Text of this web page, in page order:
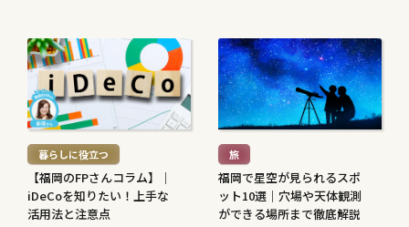
続
き
を
読
む
> 暮らしに役立つ
【福岡のFPさんコラム】｜
iDeCoを知りたい！上手な
活用法と注意点
続
き
を
読
む
> 旅
福岡で星空が見られるスポ
ット10選｜穴場や天体観測
ができる場所まで徹底解説